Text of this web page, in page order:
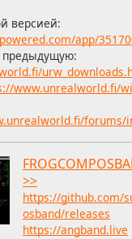
версией:
app/
предыдущую:
www.unrealworld.fi/
forums/
>>
https://github.com/
osband/releases
https://angband.live